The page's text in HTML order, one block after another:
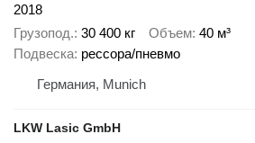
2018
Грузопод. 30 400 кг Объем 40 м³
Подвеска рессора/пневмо
Германия, Munich
LKW Lasic GmbH